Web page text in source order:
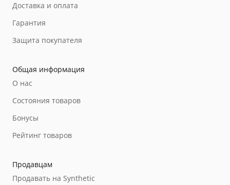
Доставка и оплата
Гарантия
Защита покупателя
Общая информация
О нас
Состояния товаров
Бонусы
Рейтинг товаров
Продавцам
Продавать на Synthetic